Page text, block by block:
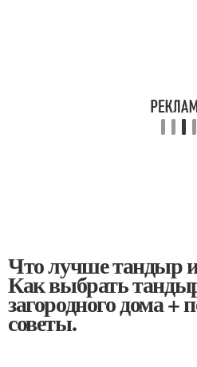
Что лучше тандыр
Как выбрать
загородного дома +
советы.